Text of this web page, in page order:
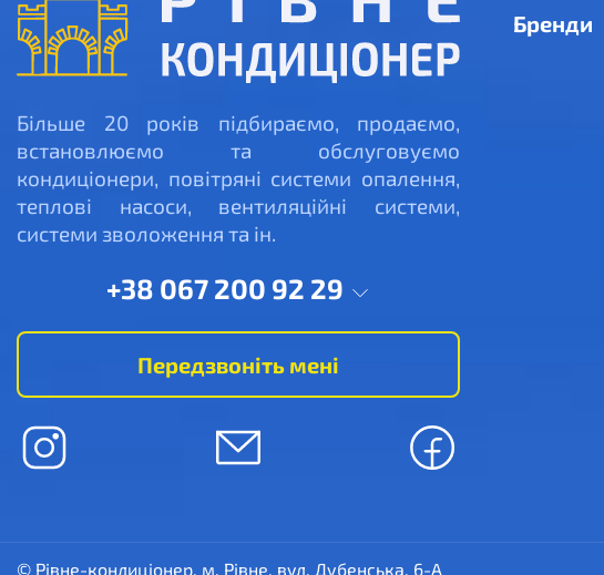
Більше 20 років підбираємо, продаємо,
встановлюємо та обслуговуємо
кондиціонери, повітряні системи опалення,
теплові насоси, вентиляційні системи,
системи зволоження та ін.
+38 067 200 92 29
Передзвоніть мені
Бренди
© Рівне-кондиціонер, м. Рівне, вул. Дубенська, 6-А